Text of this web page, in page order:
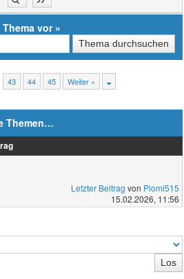
Thema vor»
43 44 45 Weiter »
Themen…
Letzter Beitrag von Plomi515
15.02.2026, 11:56